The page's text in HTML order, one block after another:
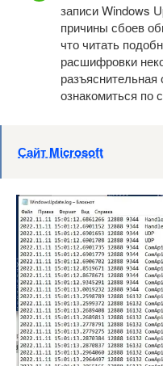
записи Windows
причины сбоев
что читать
расшифровки
разъяснительная
ознакомиться по
Сайт Microsoft